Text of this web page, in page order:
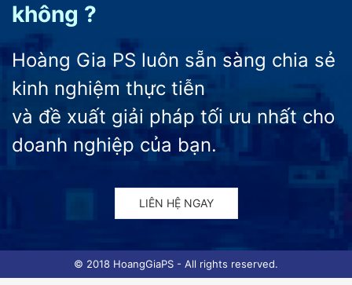
không ?
Hoàng Gia PS luôn sẵn sàng chia sẻ
kinh nghiệm thực tiễn
và đề xuất giải pháp tối ưu nhất cho
doanh nghiệp của bạn.
LIÊN HỆ NGAY
© 2018 HoangGiaPS - All rights reserved.